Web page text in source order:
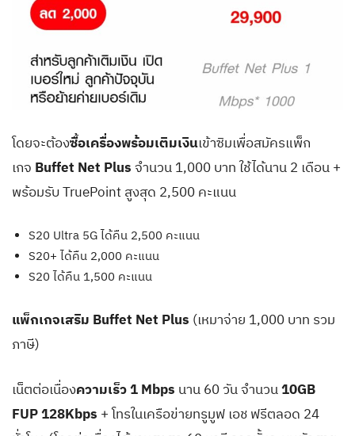
โดยจะต้องซื้อเครื่องพร้อมเติมเงินเข้าซิมเพื่อสมัครแพ็ก
เกจ Buffet Net Plus จำนวน 1,000 บาท ใช้ได้นาน 2 เดือน +
พร้อมรับ TruePoint สูงสุด 2,500 คะแนน
S20 Ultra 5G ได้คืน 2,500 คะแนน
S20+ ได้คืน 2,000 คะแนน
S20 ได้คืน 1,500 คะแนน
แพ็กเกจเสริม Buffet Net Plus (เหมาจ่าย 1,000 บาท รวม
ภาษี)
เน็ตต่อเนื่องความเร็ว 1 Mbps นาน 60 วัน จำนวน10GB
FUP 128Kbps + โทรในเครือข่ายทรูมูฟ เอช ฟรีตลอด 24